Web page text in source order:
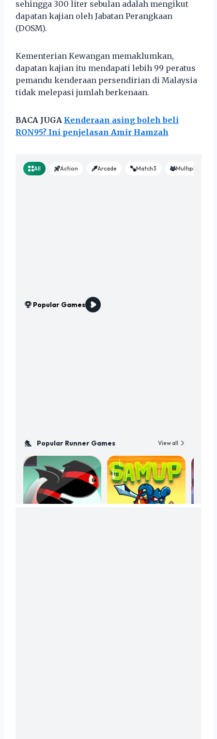
sehingga 300 liter sebulan adalah mengikut
dapatan kajian oleh Jabatan Perangkaan
(DOSM).
Kementerian Kewangan memaklumkan,
dapatan kajian itu mendapati lebih 99 peratus
pemandu kenderaan persendirian di Malaysia
tidak melepasi jumlah berkenaan.
BACA JUGA Kenderaan asing boleh beli
RON95? Ini penjelasan Amir Hamzah